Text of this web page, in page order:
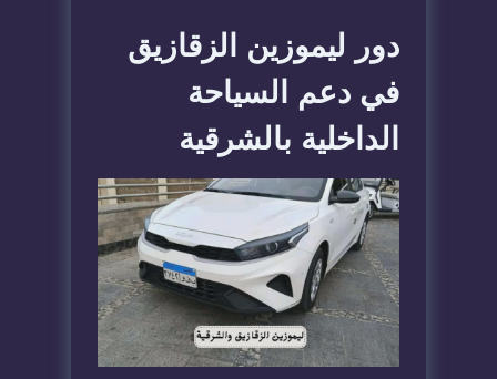
​دور ليموزين الزقازيق
في دعم السياحة
الداخلية بالشرقية